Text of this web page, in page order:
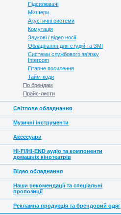
Підсилювачі
Мікшери
Акустичні системи
Комутація
Звукові / відео носії
Обладнання для студій та ЗМІ
Системи службового зв'язку
Intercom
Гітарне посилення
Тайм-коди
По брендам
Прайс-листи
Світлове обладнання
Музичні інструменти
Аксесуари
HI-FI/HI-END аудіо та компоненти
домашніх кінотеатрів
Відео обладнання
Наши рекомендації та спеціальні
пропозиції
Рекламна продукція та брендовий одяг